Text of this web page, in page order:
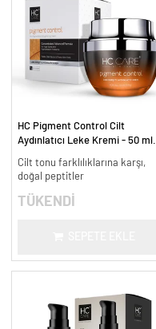
HC Pigment Control Cilt
Aydınlatıcı Leke Kremi - 50 ml.
Cilt tonu farklılıklarına karşı,
doğal peptitler
TÜKENDİ